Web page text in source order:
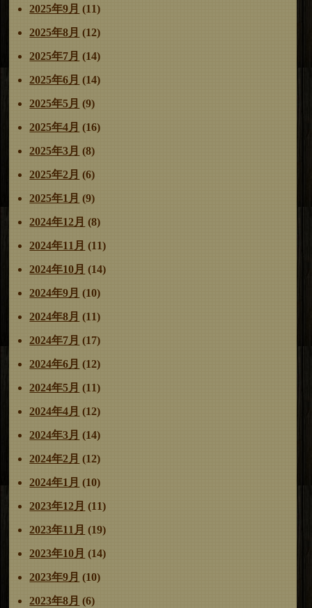
2025年9月 (11)
2025年8月 (12)
2025年7月 (14)
2025年6月 (14)
2025年5月 (9)
2025年4月 (16)
2025年3月 (8)
2025年2月 (6)
2025年1月 (9)
2024年12月 (8)
2024年11月 (11)
2024年10月 (14)
2024年9月 (10)
2024年8月 (11)
2024年7月 (17)
2024年6月 (12)
2024年5月 (11)
2024年4月 (12)
2024年3月 (14)
2024年2月 (12)
2024年1月 (10)
2023年12月 (11)
2023年11月 (19)
2023年10月 (14)
2023年9月 (10)
2023年8月 (6)